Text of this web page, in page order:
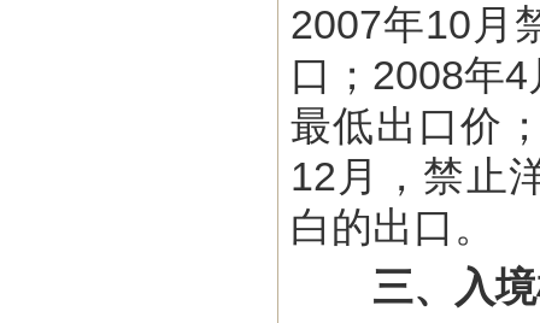
2007年10月
口；2008年
最低出口价
12月，禁止
白的出口。
三、入